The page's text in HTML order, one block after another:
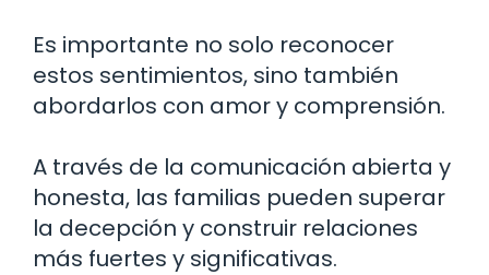
Es importante no solo reconocer
estos sentimientos, sino también
abordarlos con amor y comprensión.
A través de la comunicación abierta y
honesta, las familias pueden superar
la decepción y construir relaciones
más fuertes y significativas.